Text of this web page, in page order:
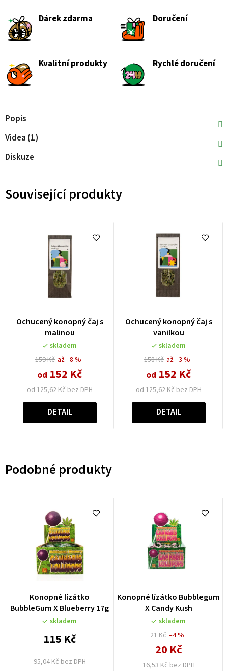
Dárek zdarma Doručení
Kvalitní produkty Rychlé doručení
Popis
Videa (1)
Diskuze
Související produkty
Ochucený konopný čaj s
malinou
skladem
159 Kč
od 125,62 Kč bez DPH
od 152 Kč
až –8 %
DETAIL
Ochucený konopný čaj s
vanilkou
skladem
158 Kč
od 125,62 Kč bez DPH
od 152 Kč
až –3 %
DETAIL
Podobné produkty
Konopné lízátko
BubbleGum X Blueberry 17g
skladem
95,04 Kč bez DPH
115 Kč
Konopné lízátko Bubblegum
X Candy Kush
skladem
21 Kč
16,53 Kč bez DPH
20 Kč
–4 %